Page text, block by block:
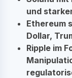
und
Ethereum
Dollar,
Ripple im